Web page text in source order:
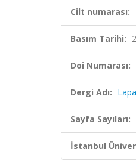
Cilt numarası:
Basım Tarihi:
Doi Numarası:
Dergi Adı:
Sayfa Sayıları:
İstanbul